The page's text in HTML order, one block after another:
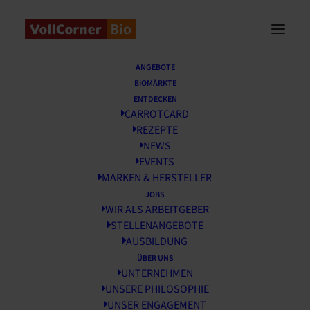
ANGEBOTE
BIOMÄRKTE
ENTDECKEN
CARROTCARD
REZEPTE
NEWS
EVENTS
MARKEN & HERSTELLER
JOBS
WIR ALS ARBEITGEBER
STELLENANGEBOTE
AUSBILDUNG
ÜBER UNS
UNTERNEHMEN
UNSERE PHILOSOPHIE
UNSER ENGAGEMENT
Grillfest Allach 27. Juni
Grillfest Allach 27. Juni.